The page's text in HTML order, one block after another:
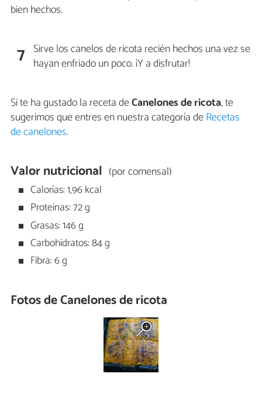
bien hechos.
7 Sirve los canelos de ricota recién hechos una vez se
hayan enfriado un poco. ¡Y a disfrutar!
Si te ha gustado la receta deCanelones de ricota, te
sugerimos que entres en nuestra categoría deRecetas
de canelones.
Valor nutricional (por comensal)
Calorías: 1,96 kcal
Proteínas: 72 g
Grasas: 146 g
Carbohidratos: 84 g
Fibra: 6 g
Fotos de Canelones de ricota